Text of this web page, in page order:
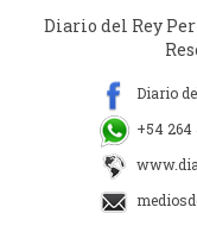
Diario del Rey
Diario
+54 264